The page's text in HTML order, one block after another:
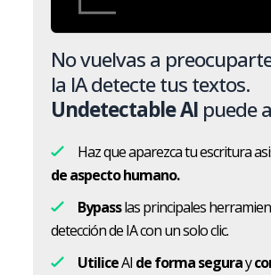
No vuelvas a
la IA detecte tus textos.
Undetectable AI puede
Haz que aparezca tu escritura
de aspecto humano.
Bypasslas principales
detección de IA con un solo clic.
UtiliceAI de forma seguray